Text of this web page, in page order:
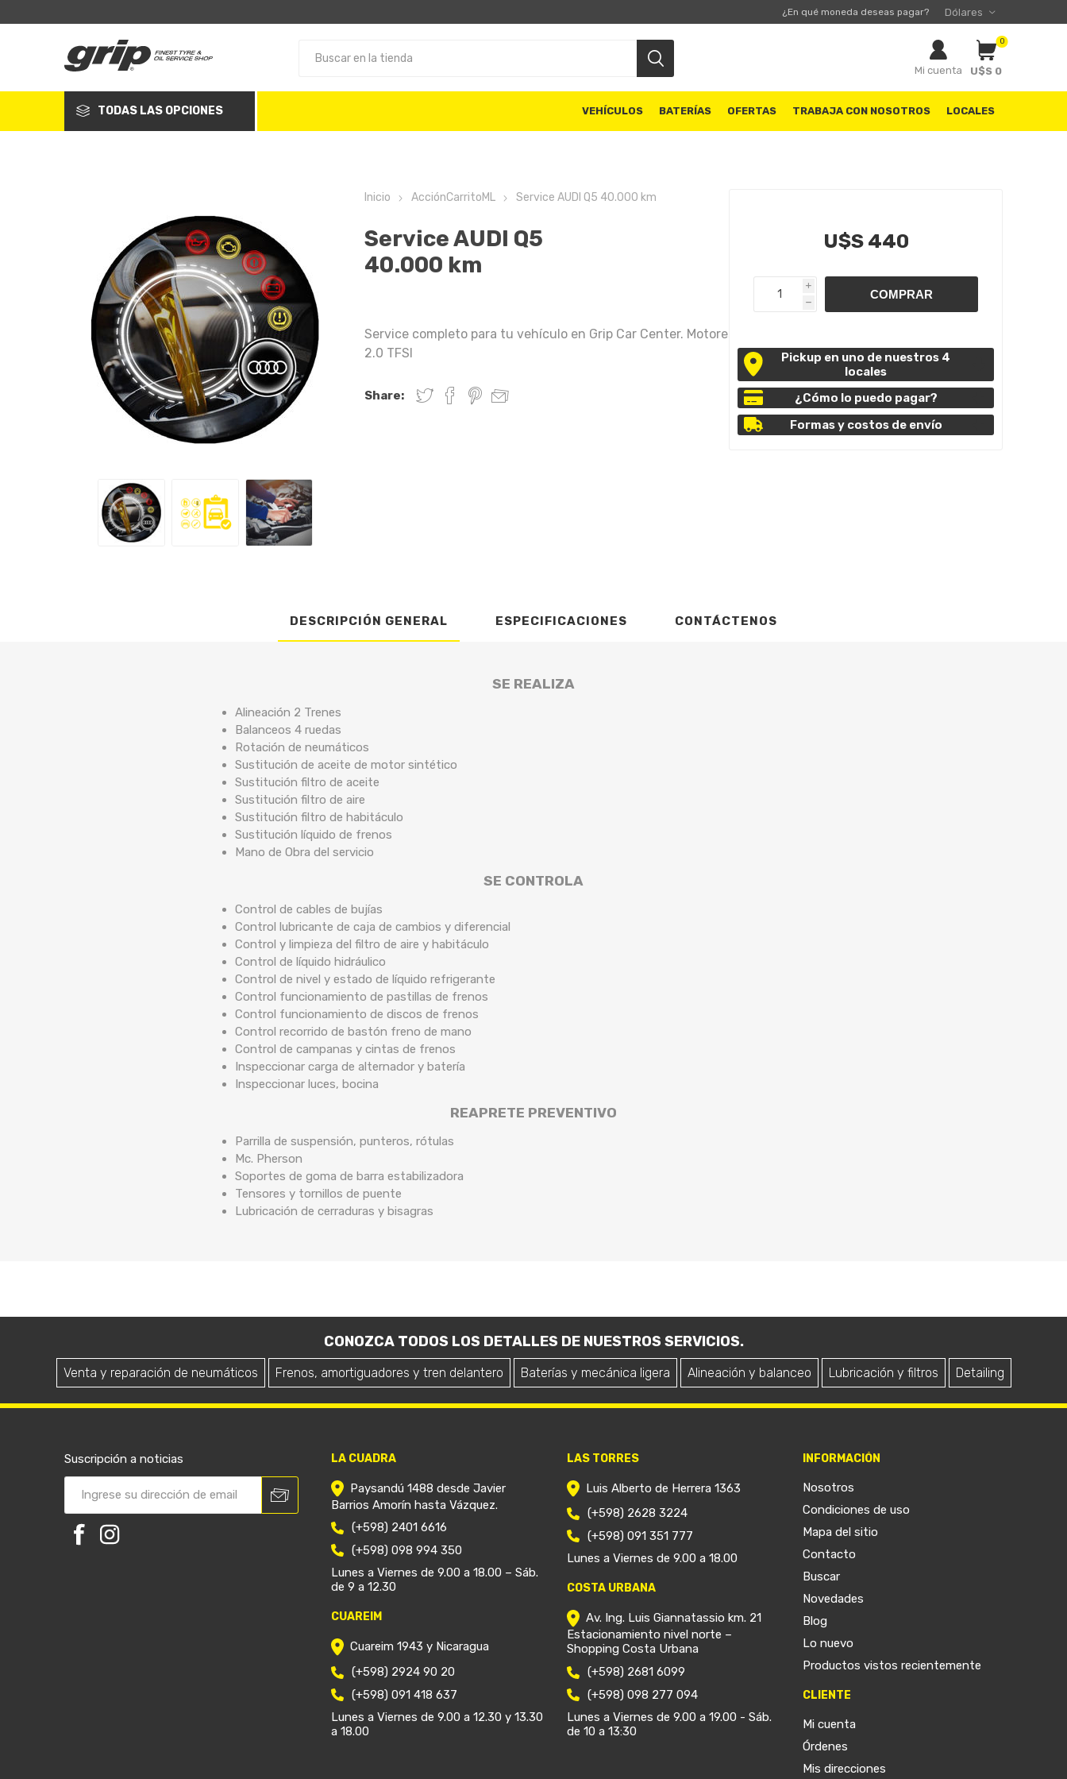
¿En qué moneda deseas pagar?
Mi cuenta
0
U$S 0
TODAS LAS OPCIONES VEHÍCULOS BATERÍAS OFERTAS TRABAJA CON NOSOTROS LOCALES
Inicio AcciónCarritoML Service AUDI Q5 40.000 km
Service AUDI Q5
40.000 km
Service completo para tu vehículo en Grip Car Center. Motores
2.0 TFSI
Share:
U$S 440
i
h
Pickup en uno de nuestros 4
locales
¿Cómo lo puedo pagar?
Formas y costos de envío
DESCRIPCIÓN GENERAL ESPECIFICACIONES CONTÁCTENOS
SE REALIZA
Alineación 2 Trenes
Balanceos 4 ruedas
Rotación de neumáticos
Sustitución de aceite de motor sintético
Sustitución filtro de aceite
Sustitución filtro de aire
Sustitución filtro de habitáculo
Sustitución líquido de frenos
Mano de Obra del servicio
SE CONTROLA
Control de cables de bujías
Control lubricante de caja de cambios y diferencial
Control y limpieza del filtro de aire y habitáculo
Control de líquido hidráulico
Control de nivel y estado de líquido refrigerante
Control funcionamiento de pastillas de frenos
Control funcionamiento de discos de frenos
Control recorrido de bastón freno de mano
Control de campanas y cintas de frenos
Inspeccionar carga de alternador y batería
Inspeccionar luces, bocina
REAPRETE PREVENTIVO
Parrilla de suspensión, punteros, rótulas
Mc. Pherson
Soportes de goma de barra estabilizadora
Tensores y tornillos de puente
Lubricación de cerraduras y bisagras
CONOZCA TODOS LOS DETALLES DE NUESTROS SERVICIOS.
Venta y reparación de neumáticos Frenos, amortiguadores y tren delantero Baterías y mecánica ligera Alineación y balanceo Lubricación y filtros Detailing
Suscripción a noticias LA CUADRA
Paysandú 1488 desde Javier
Barrios Amorín hasta Vázquez.
(+598) 2401 6616
(+598) 098 994 350
Lunes a Viernes de 9.00 a 18.00 – Sáb.
de 9 a 12.30
CUAREIM
Cuareim 1943 y Nicaragua
(+598) 2924 90 20
(+598) 091 418 637
Lunes a Viernes de 9.00 a 12.30 y 13.30
a 18.00
LAS TORRES
Luis Alberto de Herrera 1363
(+598) 2628 3224
(+598) 091 351 777
Lunes a Viernes de 9.00 a 18.00
COSTA URBANA
Av. Ing. Luis Giannatassio km. 21
Estacionamiento nivel norte –
Shopping Costa Urbana
(+598) 2681 6099
(+598) 098 277 094
Lunes a Viernes de 9.00 a 19.00 - Sáb.
de 10 a 13:30
INFORMACIÓN
Nosotros
Condiciones de uso
Mapa del sitio
Contacto
Buscar
Novedades
Blog
Lo nuevo
Productos vistos recientemente
CLIENTE
Mi cuenta
Órdenes
Mis direcciones